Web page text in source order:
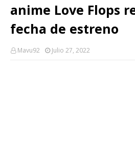
anime Love Flops
fecha de estreno
Mavu92 Julio 27, 2022